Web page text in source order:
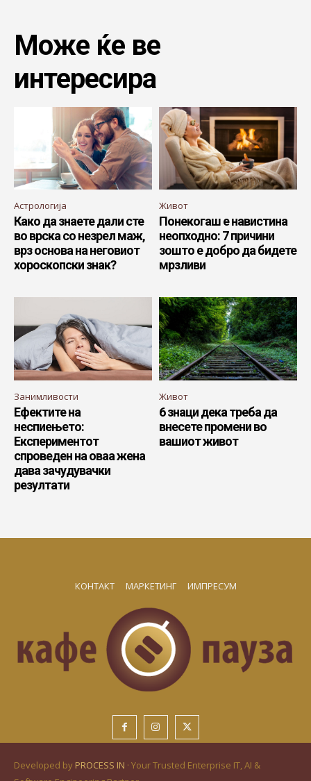
Може ќе ве
интересира
Астрологија
Како да знаете дали сте
во врска со незрел маж,
врз основа на неговиот
хороскопски знак?
Живот
Понекогаш е навистина
неопходно: 7 причини
зошто е добро да бидете
мрзливи
Занимливости
Ефектите на
неспиењето:
Експериментот
спроведен на оваа жена
дава зачудувачки
резултати
Живот
6 знаци дека треба да
внесете промени во
вашиот живот
КОНТАКТ МАРКЕТИНГ ИМПРЕСУМ
Developed by PROCESS IN · Your Trusted Enterprise IT, AI &